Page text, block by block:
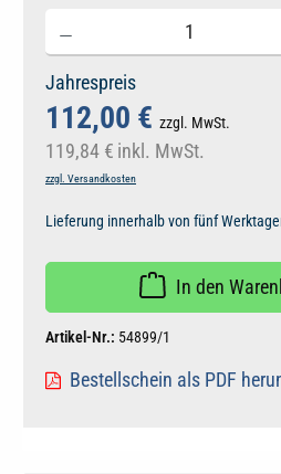
Jahrespreis
112,00 € zzgl. MwSt.
119,84 € inkl. MwSt.
zzgl. Versandkosten
Lieferung innerhalb von fünf
In den
Artikel-Nr.: 54899/1
Bestellschein als PDF